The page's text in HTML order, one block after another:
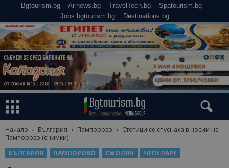
Bgtourism.bg Airnews.bg TravelTech.bg
Spatourism.bg
Jobs.bgtourism.bg
Destinations.bg
Начало България Пампорово
Стотици се спуснаха в носии на
Пампорово (снимки)
БЪЛГАРИЯ
ПАМПОРОВО СМОЛЯН ЧЕПЕЛАРЕ